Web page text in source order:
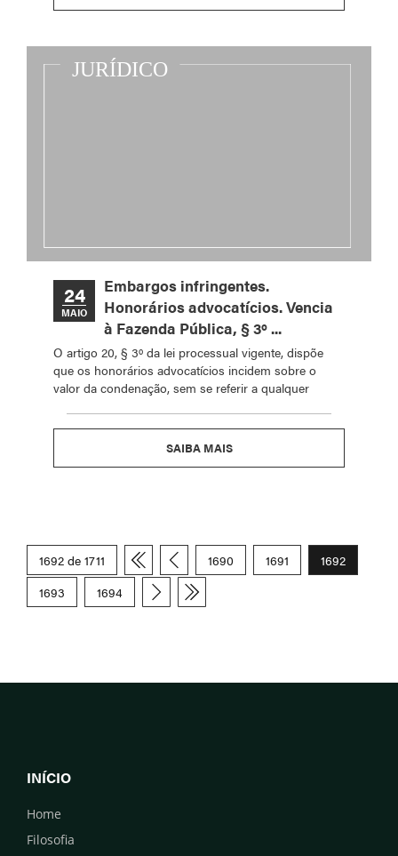
24
MAIO
Embargos infringentes.
Honorários advocatícios. Vencia
à Fazenda Pública, § 3º ...
O artigo 20, § 3º da lei processual vigente, dispõe
que os honorários advocatícios incidem sobre o
valor da condenação, sem se referir a qualquer
SAIBA MAIS
1692 de 1711 1690 1691
1692
1693
1694
INÍCIO
Home
Filosofia